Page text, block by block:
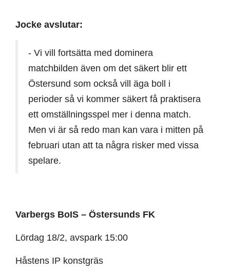
Jocke avslutar:
- Vi vill fortsätta med dominera
matchbilden även om det säkert blir ett
Östersund som också vill äga boll i
perioder så vi kommer säkert få praktisera
ett omställningsspel mer i denna match.
Men vi är så redo man kan vara i mitten på
februari utan att ta några risker med vissa
spelare.
Varbergs BoIS – Östersunds FK
Lördag 18/2, avspark 15:00
Håstens IP konstgräs